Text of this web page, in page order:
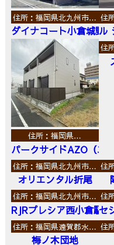
住所：福岡県北九州市…
ダイナコート小倉城野
住
ル
住所：福岡県…
パークサイドAZO（エ
住
住所：福岡県北九州市…
オリエンタル折尾
住
住所：福岡県北九州市…
RJRプレシア西小倉駅前
住
セ
住所：福岡県遠賀郡水…
梅ノ木団地
住